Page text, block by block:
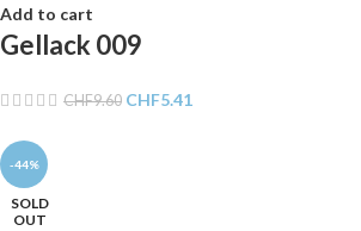
Add to cart
Gellack 009
CHF9.60 CHF5.41
-44%
SOLD
OUT